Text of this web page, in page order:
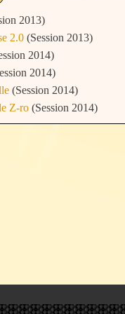
2013)
2.0 (Session 2013)
2014)
2014)
(Session 2014)
Z-ro (Session 2014)